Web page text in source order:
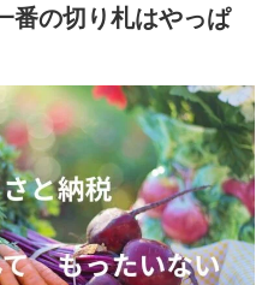
番の切り札はやっぱ